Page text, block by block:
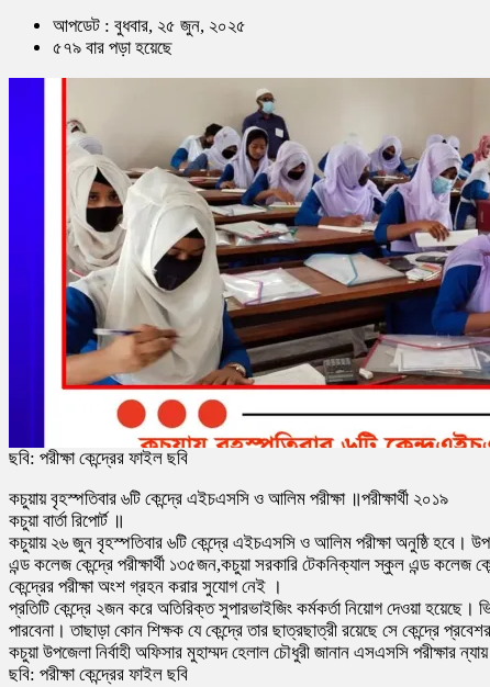
আপডেট : বুধবার, ২৫ জুন, ২০২৫
৫৭৯ বার পড়া হয়েছে
ছবি: পরীক্ষা কেন্দ্রের ফাইল ছবি
কচুয়ায় বৃহস্পতিবার ৬টি কেন্দ্রে এইচএসসি ও আলিম পরীক্ষা ॥পরীক্ষার্থী ২০১৯
কচুয়া বার্তা রিপোর্ট ॥
কচুয়ায় ২৬ জুন বৃহস্পতিবার ৬টি কেন্দ্রে এইচএসসি ও আলিম পরীক্ষা অনুষ্ঠি হবে।
এন্ড কলেজ কেন্দ্রে পরীক্ষার্থী ১৩৫জন,কচুয়া সরকারি টেকনিক্যাল স্কুল এন্ড কলেজ
কেন্দ্রের পরীক্ষা অংশ গ্রহন করার সুযোগ নেই ।
প্রতিটি কেন্দ্রে ২জন করে অতিরিক্ত সুপারভাইজিং কর্মকর্তা নিয়োগ দেওয়া হয়েছে।
পারবেনা। তাছাড়া কোন শিক্ষক যে কেন্দ্রে তার ছাত্রছাত্রী রয়েছে সে কেন্দ্রে
কচুয়া উপজেলা নির্বাহী অফিসার মুহাম্মদ হেলাল চৌধুরী জানান এসএসসি
ছবি: পরীক্ষা কেন্দ্রের ফাইল ছবি